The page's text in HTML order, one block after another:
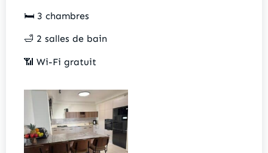
🛏️ 3 chambres
🛁 2 salles de bain
📶 Wi-Fi gratuit